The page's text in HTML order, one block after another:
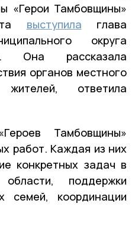
«Герои Тамбовщины»
выступила глава
округа
Она рассказала
органов местного
ответила
Тамбовщины»
работ. Каждая из них
конкретных задач в
поддержки
семей, координации